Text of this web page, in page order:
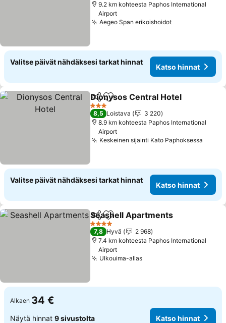
9.2 km kohteesta Paphos International
Airport
Aegeo Span erikoishoidotKatso hinnat
Valitse päivät nähdäksesi tarkat hinnat
Katso hinnat
Jaa Lisää suosikkeihin
Dionysos Central Hotel
3 Tähtiluokitus
8,5 Loistava
3 220
8.9 km kohteesta Paphos International
Airport
Keskeinen sijainti Kato Paphoksessa
Valitse päivät nähdäksesi tarkat hinnat
Katso hinnat
Jaa Lisää suosikkeihin
Seashell Apartments
4 Tähtiluokitus
7,8 Hyvä
2 968
7.4 km kohteesta Paphos International
Airport
Ulkouima-allasKatso hinnat
Alkaen 34 €
Näytä hinnat 9 sivustolta Katso hinnat